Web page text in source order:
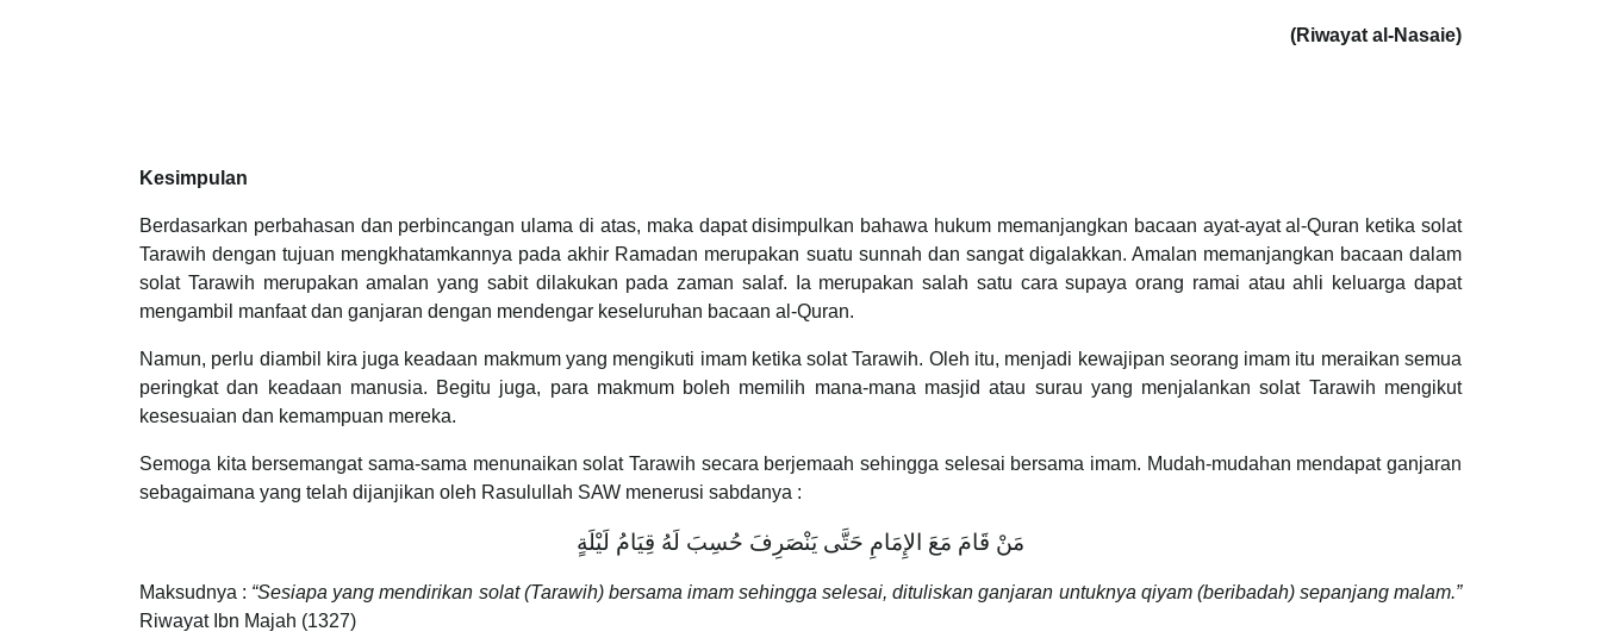
(Riwayat al-Nasaie)
Kesimpulan
Berdasarkan perbahasan dan perbincangan ulama di atas, maka dapat disimpulkan bahawa hukum memanjangkan bacaan ayat-ayat al-Quran ketika solat
Tarawih dengan tujuan mengkhatamkannya pada akhir Ramadan merupakan suatu sunnah dan sangat digalakkan. Amalan memanjangkan bacaan dalam
solat Tarawih merupakan amalan yang sabit dilakukan pada zaman salaf. Ia merupakan salah satu cara supaya orang ramai atau ahli keluarga dapat
mengambil manfaat dan ganjaran dengan mendengar keseluruhan bacaan al-Quran.
Namun, perlu diambil kira juga keadaan makmum yang mengikuti imam ketika solat Tarawih. Oleh itu, menjadi kewajipan seorang imam itu meraikan semua
peringkat dan keadaan manusia. Begitu juga, para makmum boleh memilih mana-mana masjid atau surau yang menjalankan solat Tarawih mengikut
kesesuaian dan kemampuan mereka.
Semoga kita bersemangat sama-sama menunaikan solat Tarawih secara berjemaah sehingga selesai bersama imam. Mudah-mudahan mendapat ganjaran
sebagaimana yang telah dijanjikan oleh Rasulullah SAW menerusi sabdanya :
مَنْ قَامَ مَعَ الإِمَامِ حَتَّى يَنْصَرِفَ حُسِبَ لَهُ قِيَامُ لَيْلَةٍ
Maksudnya : “Sesiapa yang mendirikan solat (Tarawih) bersama imam sehingga selesai, dituliskan ganjaran untuknya qiyam (beribadah) sepanjang malam.”
Riwayat Ibn Majah (1327)